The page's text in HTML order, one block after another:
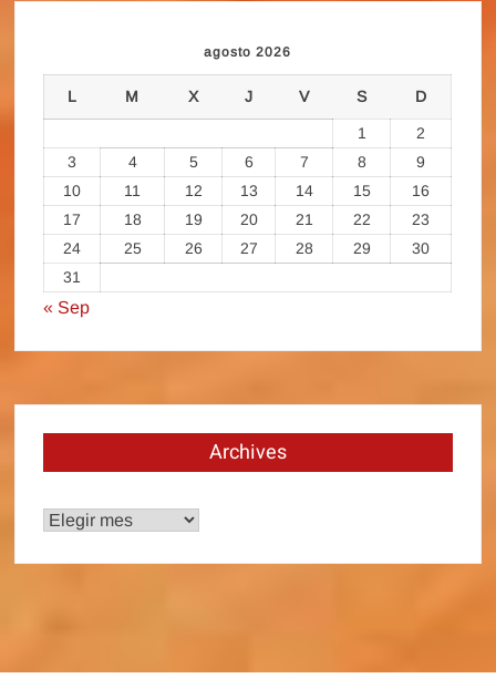
agosto 2026
L M X J V S D
1
2
3
4 5 6 7 8
9
10
11 12 13 14 15
16
17
18 19 20 21 22
23
24
25 26 27 28 29
30
31
« Sep
Archives
Archives